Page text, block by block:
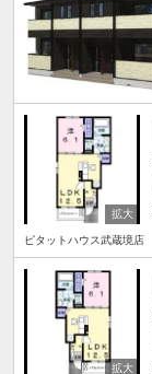
ピタットハウス武蔵境店